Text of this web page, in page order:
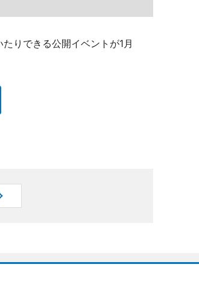
りできる公開イベントが1月